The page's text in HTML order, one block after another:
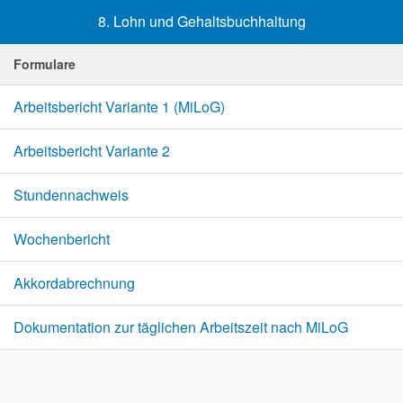
8. Lohn und Gehaltsbuchhaltung
Formulare
Arbeitsbericht Variante 1 (MiLoG)
Arbeitsbericht Variante 2
Stundennachweis
Wochenbericht
Akkordabrechnung
Dokumentation zur täglichen Arbeitszeit nach MiLoG